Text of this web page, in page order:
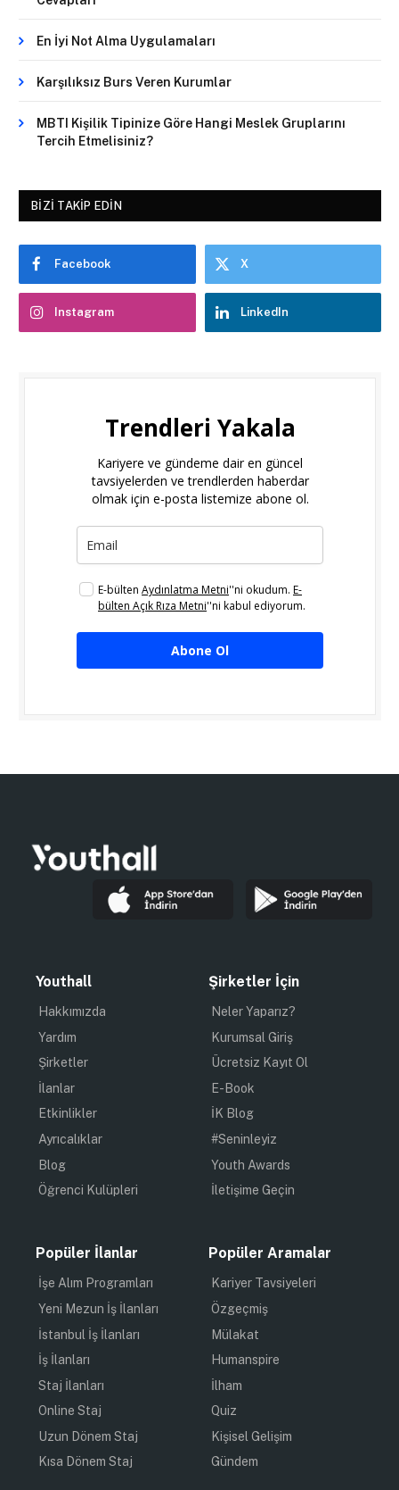
En İyi Not Alma Uygulamaları
Karşılıksız Burs Veren Kurumlar
MBTI Kişilik Tipinize Göre Hangi Meslek Gruplarını
Tercih Etmelisiniz?
BIZI TAKIP EDIN
Facebook X
Instagram LinkedIn
Trendleri Yakala
Kariyere ve gündeme dair en güncel
tavsiyelerden ve trendlerden haberdar
olmak için e-posta listemize abone ol.
E-bülten Aydınlatma Metni''ni okudum. E-
bülten Açık Rıza Metni''ni kabul ediyorum.
Abone Ol
Youthall
Hakkımızda
Yardım
Şirketler
İlanlar
Etkinlikler
Ayrıcalıklar
Blog
Öğrenci Kulüpleri
Şirketler İçin
Neler Yaparız?
Kurumsal Giriş
Ücretsiz Kayıt Ol
E-Book
İK Blog
#Seninleyiz
Youth Awards
İletişime Geçin
Popüler İlanlar
İşe Alım Programları
Yeni Mezun İş İlanları
İstanbul İş İlanları
İş İlanları
Staj İlanları
Online Staj
Uzun Dönem Staj
Kısa Dönem Staj
Popüler Aramalar
Kariyer Tavsiyeleri
Özgeçmiş
Mülakat
Humanspire
İlham
Quiz
Kişisel Gelişim
Gündem